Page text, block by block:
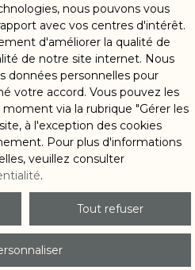
pour
immobiliers. Pour
parti de cette
essentiel de bien
et de se tenir
du marché.
un achat immobilier,
bon moment pour
nous sommes à
pour vous
dans votre projet
nous pouvons vous
avec vos centres d'intérêt.
d'améliorer la qualité de
de notre site internet. Nous
données personnelles pour
votre accord. Vous pouvez les
via la rubrique ″Gérer les
à l'exception des cookies
Pour plus d'informations
veuillez consulter
.
Tout refuser